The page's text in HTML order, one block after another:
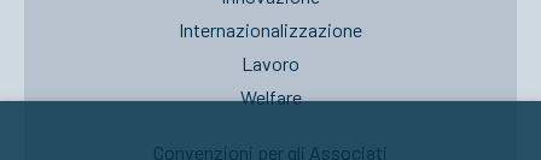
Internazionalizzazione
Lavoro
Welfare
Convenzioni per gli Associati